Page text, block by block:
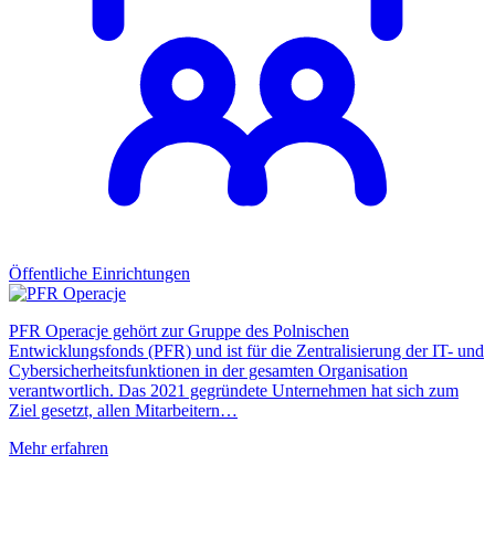
Öffentliche Einrichtungen
PFR Operacje gehört zur Gruppe des Polnischen
Entwicklungsfonds (PFR) und ist für die Zentralisierung der IT- und
Cybersicherheitsfunktionen in der gesamten Organisation
verantwortlich. Das 2021 gegründete Unternehmen hat sich zum
Ziel gesetzt, allen Mitarbeitern…
Mehr erfahren